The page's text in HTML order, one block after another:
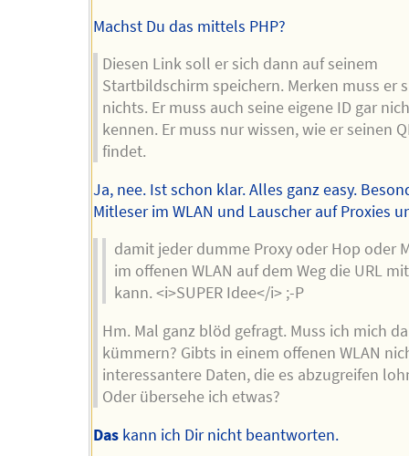
Machst Du das mittels PHP?
Diesen Link soll er sich dann auf seinem
Startbildschirm speichern. Merken muss er
nichts. Er muss auch seine eigene ID gar
kennen. Er muss nur wissen, wie er seinen
findet.
Ja, nee. Ist schon klar. Alles ganz easy.
Mitleser im WLAN und Lauscher auf Proxies
damit jeder dumme Proxy oder Hop oder
im offenen WLAN auf dem Weg die URL
kann. <i>SUPER Idee</i> ;-P
Hm. Mal ganz blöd gefragt. Muss ich mich
kümmern? Gibts in einem offenen WLAN
interessantere Daten, die es abzugreifen
Oder übersehe ich etwas?
Das kann ich Dir nicht beantworten.